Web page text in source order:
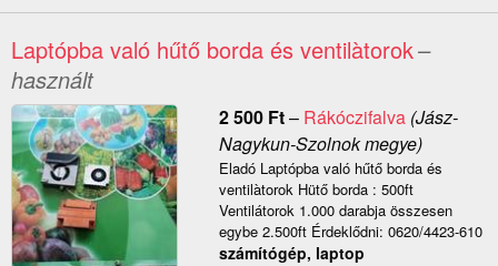
Laptópba való hűtő borda és ventilàtorok–
használt
2 500 Ft– Rákóczifalva(Jász-
Nagykun-Szolnok megye)
Eladó Laptópba való hűtő borda és
ventilàtorok Hütő borda : 500ft
Ventilátorok 1.000 darabja összesen
egybe 2.500ft Érdeklődni: 0620/4423-610
számítógép, laptop